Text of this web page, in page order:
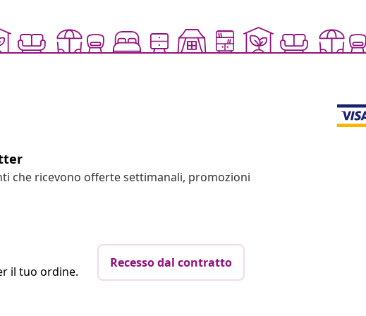
che ricevono offerte settimanali, promozioni
il tuo ordine.
Recesso dal contratto